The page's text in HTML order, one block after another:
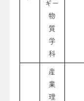
ギー
物
質
学
科
産
業
理